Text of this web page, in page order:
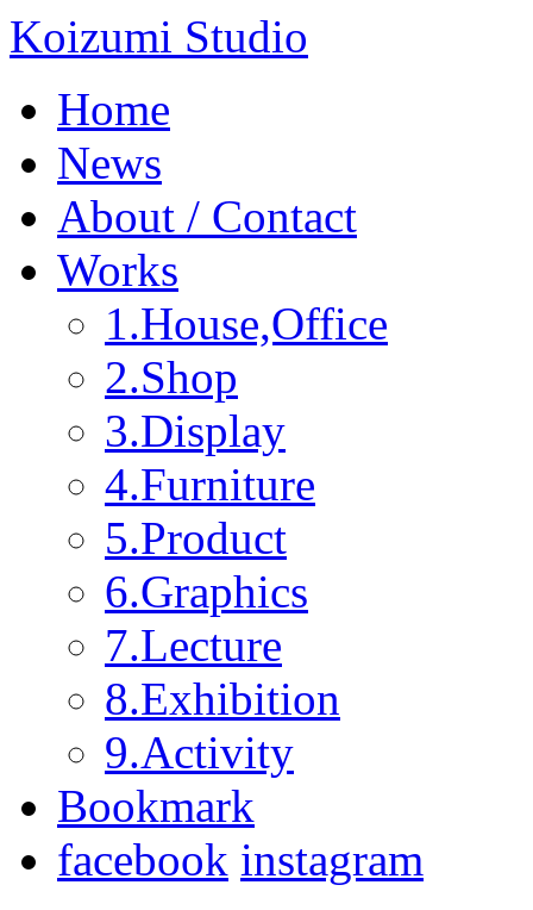
Koizumi Studio
Home
News
About / Contact
Works
1.House,Office
2.Shop
3.Display
4.Furniture
5.Product
6.Graphics
7.Lecture
8.Exhibition
9.Activity
Bookmark
facebook instagram